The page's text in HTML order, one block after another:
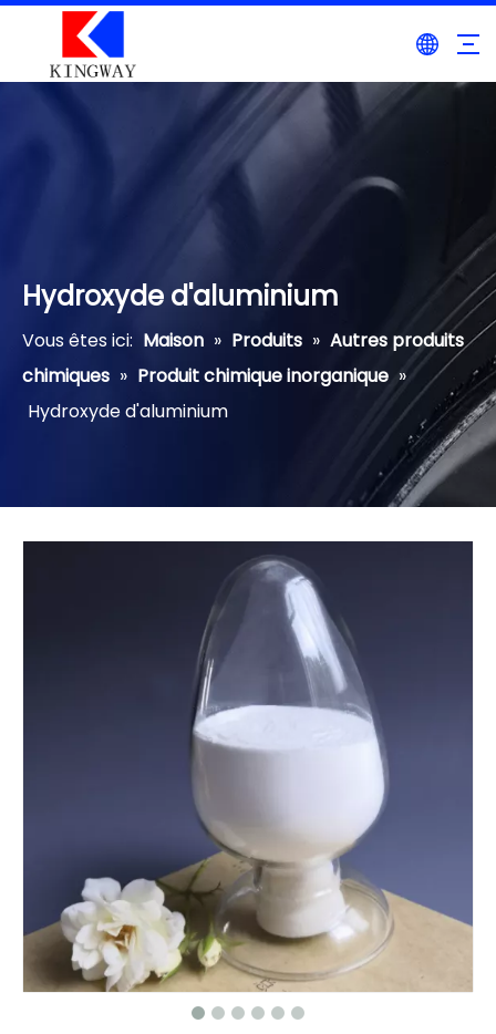
Hydroxyde d'aluminium
Vous êtes ici: Maison » Produits » Autres produits
chimiques » Produit chimique inorganique »
Hydroxyde d'aluminium